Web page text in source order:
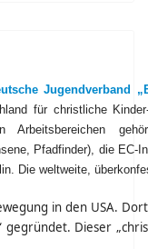
Jugendverband
für christliche
Arbeitsbereichen
Pfadfinder), die EC-
Die weltweite,
in den USA.
gegründet. Dieser